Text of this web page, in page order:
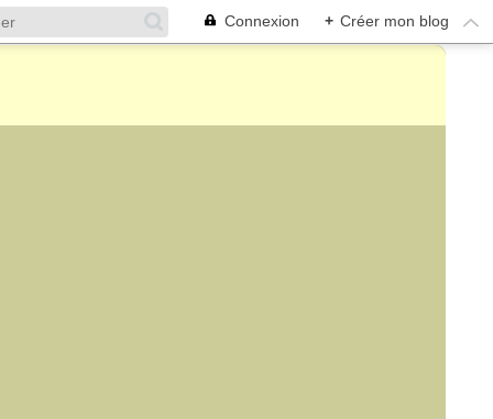
Connexion + Créer mon blog